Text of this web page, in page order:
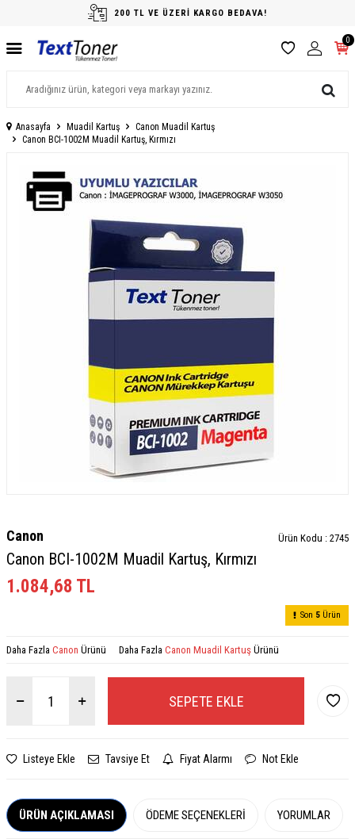
200 TL VE ÜZERİ KARGO BEDAVA!
0
Anasayfa Muadil Kartuş
Canon Muadil Kartuş
Canon BCI-1002M Muadil Kartuş, Kırmızı
Canon Ürün Kodu : 2745
Canon BCI-1002M Muadil Kartuş, Kırmızı
1.084,68 TL
Son 5 Ürün
Daha Fazla Canon Ürünü Daha Fazla Canon Muadil Kartuş Ürünü
SEPETE EKLE
Listeye Ekle Tavsiye Et Fiyat Alarmı Not Ekle
ÜRÜN AÇIKLAMASI ÖDEME SEÇENEKLERI YORUMLAR